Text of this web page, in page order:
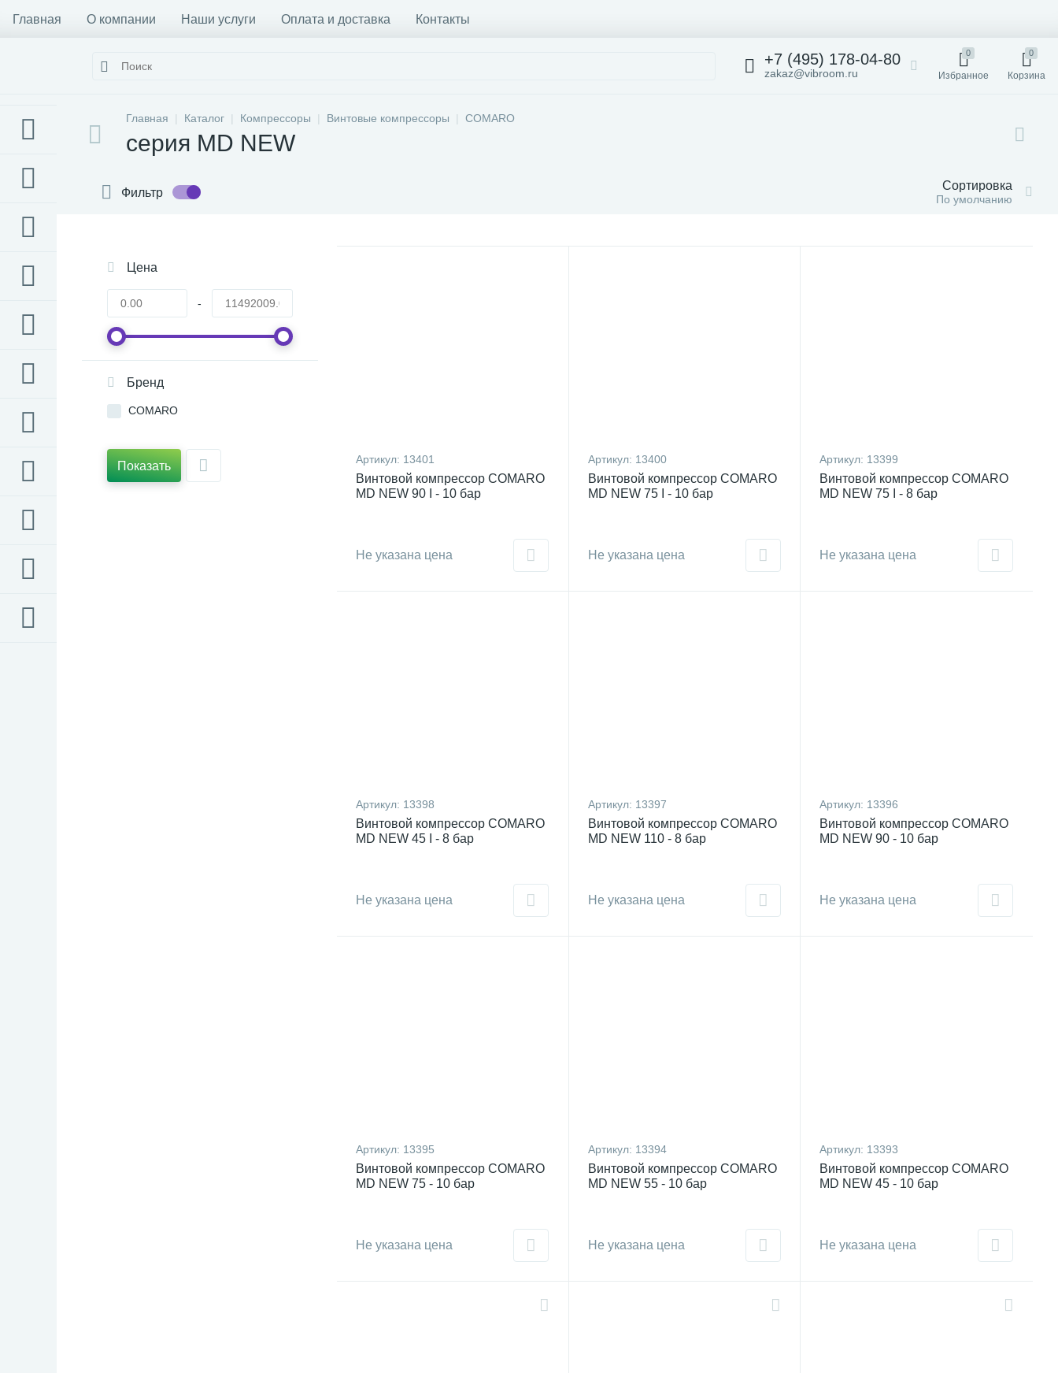
Главная О компании Наши услуги Оплата и доставка Контакты
+7 (495) 178-04-80
zakaz@vibroom.ru
0
Избранное
0
Корзина
Главная Каталог Компрессоры Винтовые компрессоры COMARO
серия MD NEW
Фильтр Сортировка
По умолчанию
Цена
-
Бренд
COMARO
Показать Артикул: 13401
Винтовой компрессор COMARO
MD NEW 90 I - 10 бар
Не указана цена
Артикул: 13400
Винтовой компрессор COMARO
MD NEW 75 I - 10 бар
Не указана цена
Артикул: 13399
Винтовой компрессор COMARO
MD NEW 75 I - 8 бар
Не указана цена
Артикул: 13398
Винтовой компрессор COMARO
MD NEW 45 I - 8 бар
Не указана цена
Артикул: 13397
Винтовой компрессор COMARO
MD NEW 110 - 8 бар
Не указана цена
Артикул: 13396
Винтовой компрессор COMARO
MD NEW 90 - 10 бар
Не указана цена
Артикул: 13395
Винтовой компрессор COMARO
MD NEW 75 - 10 бар
Не указана цена
Артикул: 13394
Винтовой компрессор COMARO
MD NEW 55 - 10 бар
Не указана цена
Артикул: 13393
Винтовой компрессор COMARO
MD NEW 45 - 10 бар
Не указана цена